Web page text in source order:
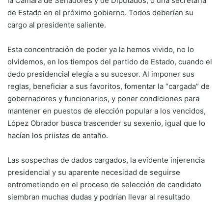
de Estado en el próximo gobierno. Todos deberían su
cargo al presidente saliente.
Esta concentración de poder ya la hemos vivido, no lo
olvidemos, en los tiempos del partido de Estado, cuando el
dedo presidencial elegía a su sucesor. Al imponer sus
reglas, beneficiar a sus favoritos, fomentar la “cargada” de
gobernadores y funcionarios, y poner condiciones para
mantener en puestos de elección popular a los vencidos,
López Obrador busca trascender su sexenio, igual que lo
hacían los priistas de antaño.
Las sospechas de dados cargados, la evidente injerencia
presidencial y su aparente necesidad de seguirse
entrometiendo en el proceso de selección de candidato
siembran muchas dudas y podrían llevar al resultado